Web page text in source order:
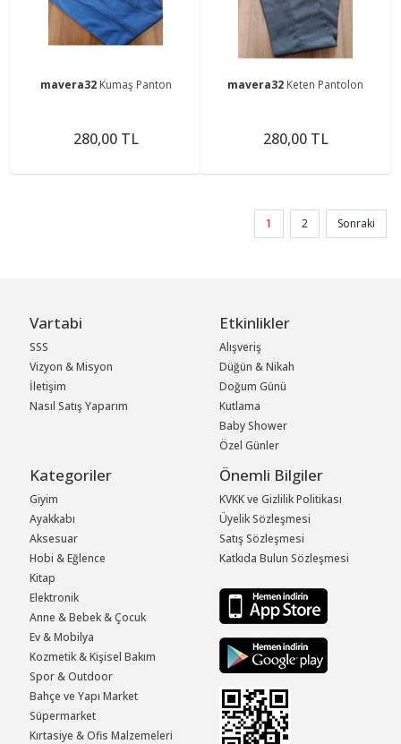
mavera32 Kumaş Panton
280,00 TL
mavera32 Keten Pantolon
280,00 TL
1 2 Sonraki
Vartabi
SSS
Vizyon & Misyon
İletişim
Nasıl Satış Yaparım
Etkinlikler
Alışveriş
Düğün & Nikah
Doğum Günü
Kutlama
Baby Shower
Özel Günler
Kategoriler
Giyim
Ayakkabı
Aksesuar
Hobi & Eğlence
Kitap
Elektronik
Anne & Bebek & Çocuk
Ev & Mobilya
Kozmetik & Kişisel Bakım
Spor & Outdoor
Bahçe ve Yapı Market
Süpermarket
Kırtasiye & Ofis Malzemeleri
Önemli Bilgiler
KVKK ve Gizlilik Politikası
Üyelik Sözleşmesi
Satış Sözleşmesi
Katkıda Bulun Sözleşmesi